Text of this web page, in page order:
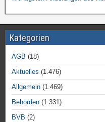
Kategorien
AGB (18)
Aktuelles (1.476)
Allgemein (1.469)
Behörden (1.331)
BVB (2)